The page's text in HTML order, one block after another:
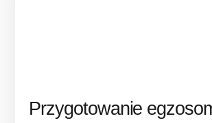
Przygotowanie